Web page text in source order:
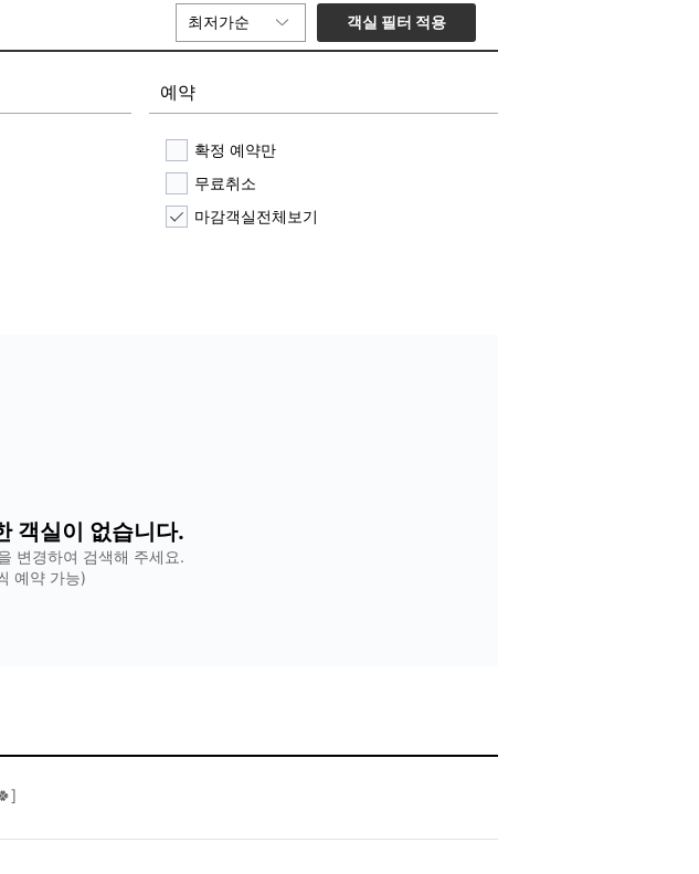
최저가순 객실 필터 적용
예약
확정 예약만
무료취소
마감객실전체보기
객실이 없습니다.
변경하여 검색해 주세요.
예약 가능)